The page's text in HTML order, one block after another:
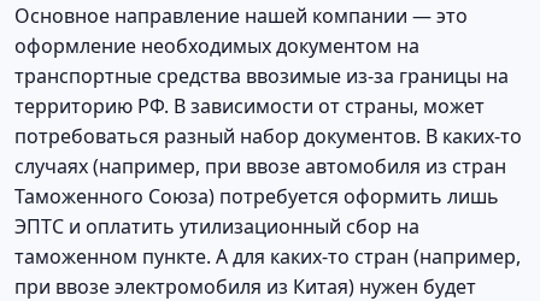
Основное направление нашей компании — это
оформление необходимых документом на
транспортные средства ввозимые из-за границы на
территорию РФ. В зависимости от страны, может
потребоваться разный набор документов. В каких-то
случаях (например, при ввозе автомобиля из стран
Таможенного Союза) потребуется оформить лишь
ЭПТС и оплатить утилизационный сбор на
таможенном пункте. А для каких-то стран (например,
при ввозе электромобиля из Китая) нужен будет